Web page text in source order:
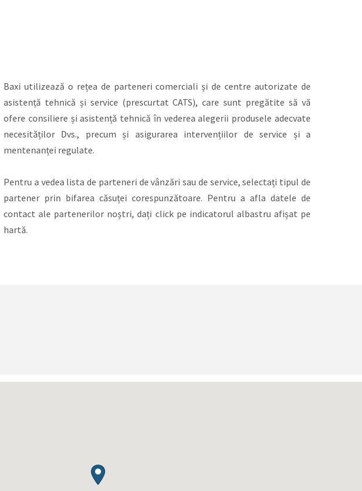
Baxi utilizează o rețea de parteneri comerciali și de centre autorizate de
asistență tehnică și service (prescurtat CATS), care sunt pregătite să vă
ofere consiliere și asistență tehnică în vederea alegerii produsele adecvate
necesităților Dvs., precum și asigurarea intervențiilor de service și a
mentenanței regulate.
Pentru a vedea lista de parteneri de vânzări sau de service, selectați tipul de
partener prin bifarea căsuței corespunzătoare. Pentru a afla datele de
contact ale partenerilor noștri, dați click pe indicatorul albastru afișat pe
hartă.